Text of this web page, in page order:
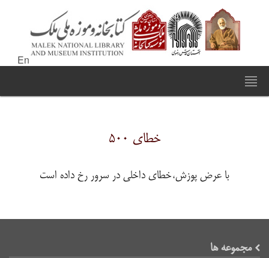
En
خطای ۵۰۰
با عرض پوزش،خطای داخلی در سرور رخ داده است
مجموعه ها